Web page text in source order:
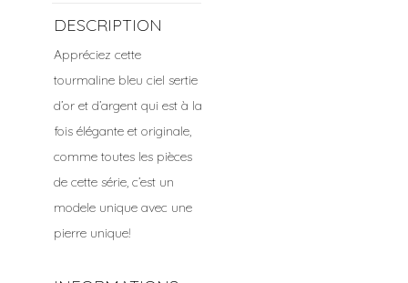
DESCRIPTION
Appréciez cette
tourmaline bleu ciel sertie
d’or et d’argent qui est à la
fois élégante et originale,
comme toutes les pièces
de cette série, c’est un
modele unique avec une
pierre unique!